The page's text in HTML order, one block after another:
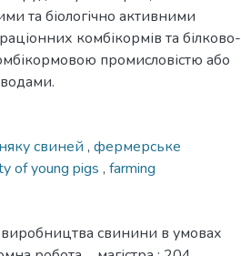
та біологічно активними
комбікормів та білково-
промисловістю або
свиней , фермерське
of young pigs , farming
виробництва свинини в умовах